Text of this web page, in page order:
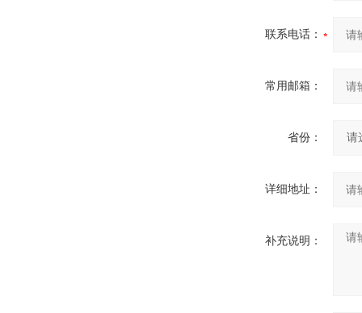
联系电话：
常用邮箱：
省份：
详细地址：
补充说明：